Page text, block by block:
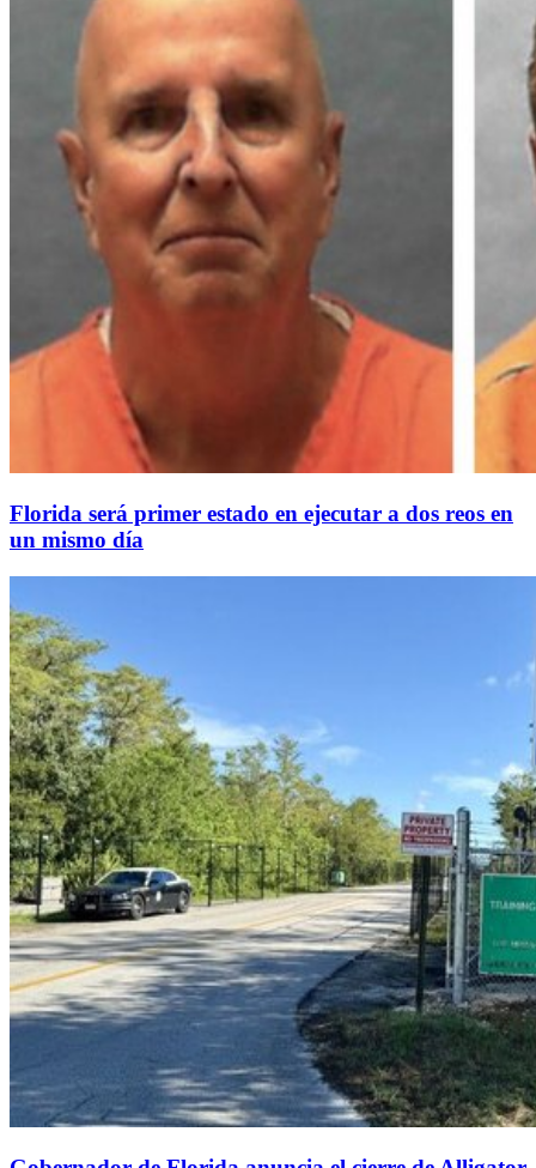
Florida será primer estado en ejecutar a dos reos en
un mismo día